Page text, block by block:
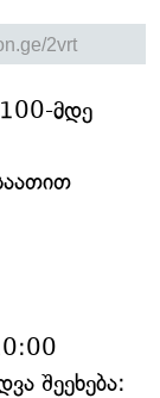
მდე
შეეხება: